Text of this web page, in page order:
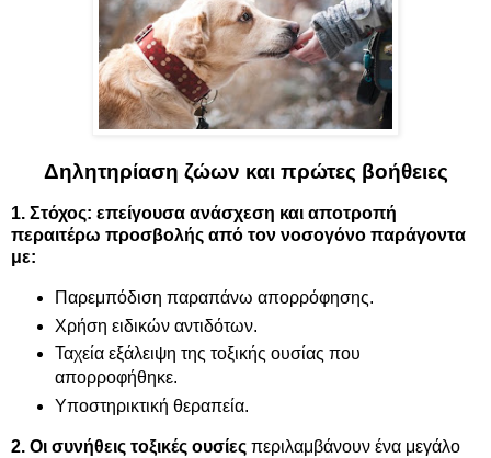
Δηλητηρίαση ζώων και πρώτες βοήθειες
1. Στόχος: επείγουσα ανάσχεση και αποτροπή
περαιτέρω προσβολής από τον νοσογόνο παράγοντα
με:
Παρεμπόδιση παραπάνω απορρόφησης.
Χρήση ειδικών αντιδότων.
Ταχεία εξάλειψη της τοξικής ουσίας που
απορροφήθηκε.
Υποστηρικτική θεραπεία.
2. Οι συνήθεις τοξικές ουσίες περιλαμβάνουν ένα μεγάλο